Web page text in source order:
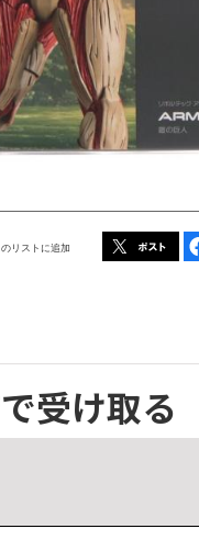
リストに追加
受け取る